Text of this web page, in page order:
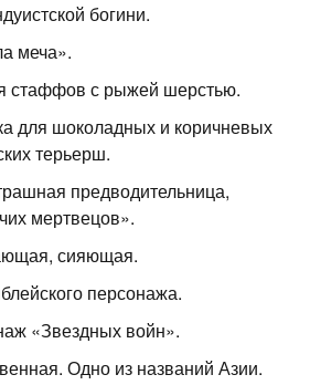
богини.
меча».
стаффов с рыжей шерстью.
для шоколадных и коричневых
терьерш.
предводительница,
мертвецов».
сияющая.
персонажа.
«Звездных войн».
Одно из названий Азии.